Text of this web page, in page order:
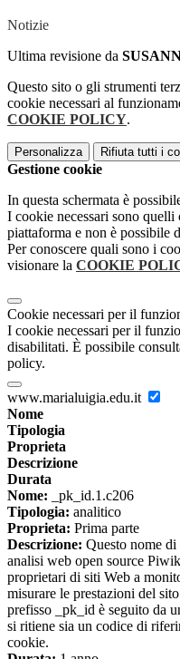
Notizie
Ultima revisione da
Questo sito o gli strumenti
cookie necessari al
COOKIE POLICY.
Personalizza Rifiuta tutti i
Gestione cookie
In questa schermata è
I cookie necessari sono
piattaforma e non è possibile
Per conoscere quali sono i
visionare la COOKIE
Cookie necessari per il
I cookie necessari per il
disabilitati. È possibile
policy.
www.marialuigia.edu.it
Nome
Tipologia
Proprieta
Descrizione
Durata
Nome: _pk_id.1.c206
Tipologia: analitico
Proprieta: Prima parte
Descrizione: Questo nome
analisi web open source
proprietari di siti Web a
misurare le prestazioni del
prefisso _pk_id è seguito da
si ritiene sia un codice di
cookie.